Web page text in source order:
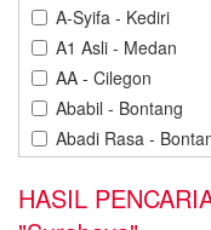
Jakarta
Kediri
Kendari
Kuningan
A-Syifa - Kediri
A1 Asli - Medan
AA - Cilegon
Ababil - Bontang
Abadi Rasa -
Abdillah Jaya -
HASIL